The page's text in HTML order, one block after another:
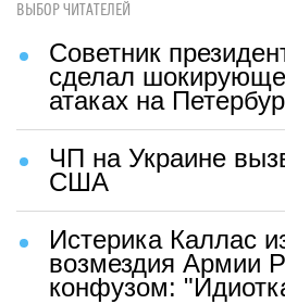
ВЫБОР ЧИТАТЕЛЕЙ
Советник
сделал
атаках на
ЧП на Украине
США
Истерика Каллас
возмездия Армии
конфузом: